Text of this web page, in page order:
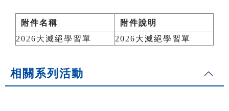
附件名稱
附件說明
2026大滅絕學習單
2026大滅絕學習單
相關系列活動